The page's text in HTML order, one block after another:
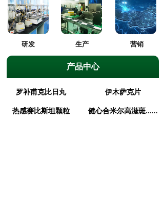
研发 生产 营销
罗补甫克比日丸 伊木萨克片
热感赛比斯坦颗粒 健心合米尔高滋斑......
产品中心